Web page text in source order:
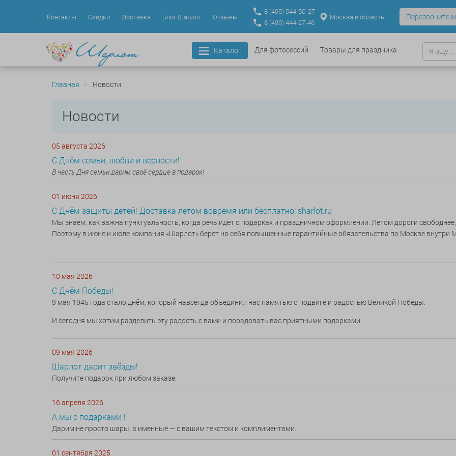
Контакты Скидки Доставка Блог Шарлот Отзывы
8 (495) 544-50-27
8 (499) 444-27-46
Москва и область Перезвоните
Каталог Для фотосессий Товары для праздника
Главная Новости
Новости
05 августа 2026
С Днём семьи, любви и верности!
В честь Дня семьи дарим своё сердце в подарок!
01 июня 2026
С Днём защиты детей! Доставка летом вовремя или бесплатно: sharlot.ru
Мы знаем, как важна пунктуальность, когда речь идет о подарках и праздничном оформлении. Летом дороги
Поэтому в июне и июле компания «Шарлот» берет на себя повышенные гарантийные обязательства по Москве внутри
10 мая 2026
С Днём Победы!
9 мая 1945 года стало днём, который навсегда объединил нас памятью о подвиге и радостью Великой Победы.
И сегодня мы хотим разделить эту радость с вами и порадовать вас приятными подарками.
09 мая 2026
Шарлот дарит звёзды!
Получите подарок при любом заказе.
16 апреля 2026
А мы с подарками !
Дарим не просто шары, а именные — с вашим текстом и комплиментами.
01 сентября 2025